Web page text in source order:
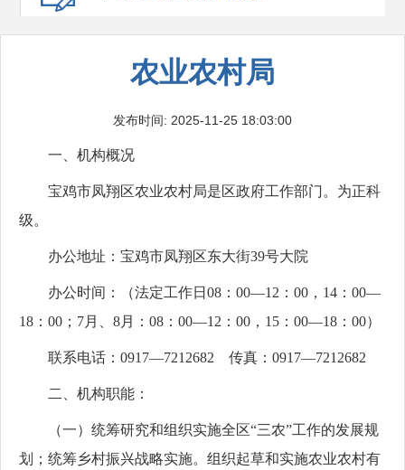
农业农村局
发布时间: 2025-11-25 18:03:00
一、机构概况
宝鸡市凤翔区农业农村局是区政府工作部门。为正科
级。
办公地址：宝鸡市凤翔区东大街39号大院
办公时间：（法定工作日08：00—12：00，14：00—
18：00；7月、8月：08：00—12：00，15：00—18：00）
联系电话：0917—7212682 传真：0917—7212682
二、机构职能：
（一）统筹研究和组织实施全区“三农”工作的发展规
划；统筹乡村振兴战略实施。组织起草和实施农业农村有